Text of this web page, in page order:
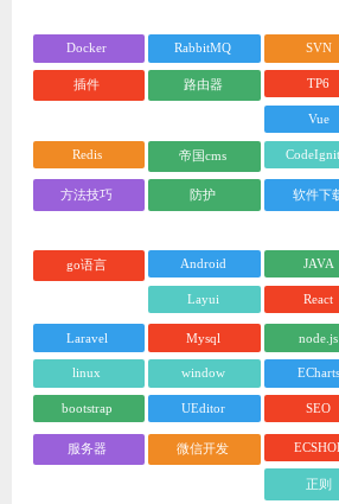
Docker RabbitMQ SVN
插件 路由器 TP6
Vue
Redis 帝国cms
方法技巧 防护 软件下
go语言 Android JAVA
Layui React
Laravel Mysql node.js
linux window ECharts
bootstrap UEditor SEO
服务器 微信开发
正则